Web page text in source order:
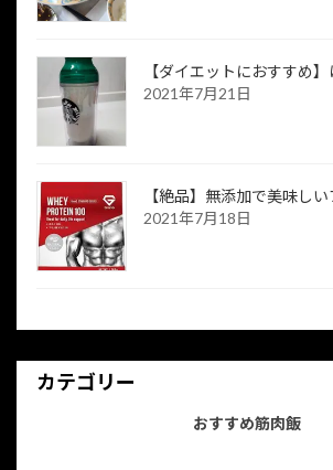
【ダイエットにおすすめ
2021年7月21日
【絶品】無添加で美味し
2021年7月18日
カテゴリー
おすすめ筋肉飯